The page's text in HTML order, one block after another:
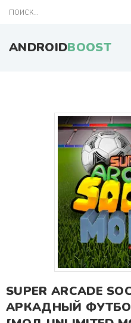
ANDROIDBOOST
SUPER ARCADE
АРКАДНЫЙ